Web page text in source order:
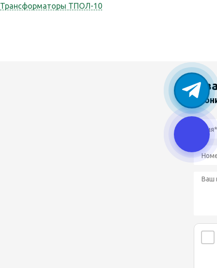
Трансформаторы ТПОЛ-10
У